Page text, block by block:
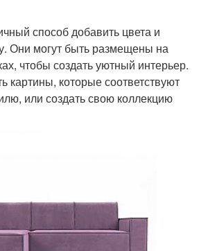
способ добавить цвета и
Они могут быть размещены на
чтобы создать уютный интерьер.
картины, которые соответствуют
или создать свою коллекцию